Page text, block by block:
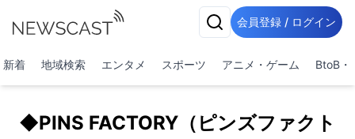
会員登録 / ログイン
新着 地域検索 エンタメ スポーツ アニメ・ゲーム BtoB・
◆PINS FACTORY（ピンズファクト